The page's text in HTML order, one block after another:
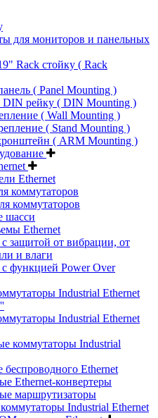
для мониторов и панельных
Rack стойку ( Rack
( Panel Mounting )
DIN рейку ( DIN Mounting )
( Wall Mounting )
( Stand Mounting )
( ARM Mounting )
Ethernet
коммутаторов
коммутаторов
шасси
Ethernet
защитой от вибрации, от
и влаги
функцией Power Over
Industrial Ethernet
Industrial Ethernet
коммутаторы Industrial
беспроводного Ethernet
Ethernet-конвертеры
маршрутизаторы
Industrial Ethernet